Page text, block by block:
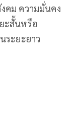
คม ความมั่นคง
ะสั้นหรือ
ระยะยาว